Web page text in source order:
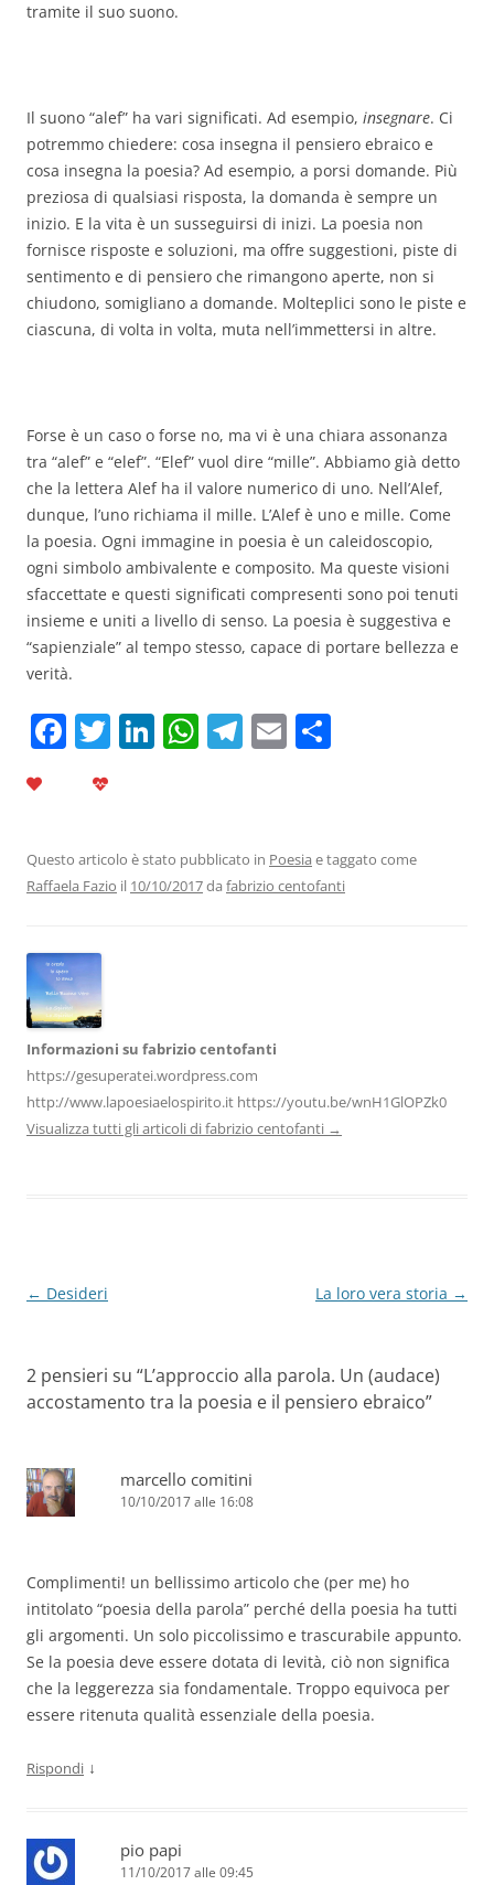
tramite il suo suono.
Il suono “alef” ha vari significati. Ad esempio, insegnare. Ci
potremmo chiedere: cosa insegna il pensiero ebraico e
cosa insegna la poesia? Ad esempio, a porsi domande. Più
preziosa di qualsiasi risposta, la domanda è sempre un
inizio. E la vita è un susseguirsi di inizi. La poesia non
fornisce risposte e soluzioni, ma offre suggestioni, piste di
sentimento e di pensiero che rimangono aperte, non si
chiudono, somigliano a domande. Molteplici sono le piste e
ciascuna, di volta in volta, muta nell’immettersi in altre.
Forse è un caso o forse no, ma vi è una chiara assonanza
tra “alef” e “elef”. “Elef” vuol dire “mille”. Abbiamo già detto
che la lettera Alef ha il valore numerico di uno. Nell’Alef,
dunque, l’uno richiama il mille. L’Alef è uno e mille. Come
la poesia. Ogni immagine in poesia è un caleidoscopio,
ogni simbolo ambivalente e composito. Ma queste visioni
sfaccettate e questi significati compresenti sono poi tenuti
insieme e uniti a livello di senso. La poesia è suggestiva e
“sapienziale” al tempo stesso, capace di portare bellezza e
verità.
F
b
o
o
k
T Li
dI
n
W
A
p
T
a
m
E
vi
di
Questo articolo è stato pubblicato in Poesia e taggato come
Raffaela Fazio il 10/10/2017da fabrizio centofanti
Informazioni su fabrizio centofanti
https://gesuperatei.wordpress.com
http://www.lapoesiaelospirito.it https://youtu.be/wnH1GlOPZk0
Visualizza tutti gli articoli di fabrizio centofanti →
Navigazione
← Desideri La loro vera storia →
2 pensieri su “L’approccio alla parola. Un (audace)
accostamento tra la poesia e il pensiero ebraico”
marcello comitini
10/10/2017 alle 16:08
Complimenti! un bellissimo articolo che (per me) ho
intitolato “poesia della parola” perché della poesia ha tutti
gli argomenti. Un solo piccolissimo e trascurabile appunto.
Se la poesia deve essere dotata di levità, ciò non significa
che la leggerezza sia fondamentale. Troppo equivoca per
essere ritenuta qualità essenziale della poesia.
Rispondi ↓
pio papi
11/10/2017 alle 09:45